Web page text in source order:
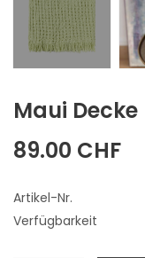
Maui Decke
89.00 CHF
Artikel-Nr.
Verfügbarkeit